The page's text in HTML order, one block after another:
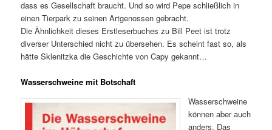
dass es Gesellschaft braucht. Und so wird Pepe schließlich in
einen Tierpark zu seinen Artgenossen gebracht.
Die Ähnlichkeit dieses Erstleserbuches zu Bill Peet ist trotz
diverser Unterschied nicht zu übersehen. Es scheint fast so, als
hätte Sklenitzka die Geschichte von Capy gekannt…
Wasserschweine mit Botschaft
Wasserschweine
können aber auch
anders. Das